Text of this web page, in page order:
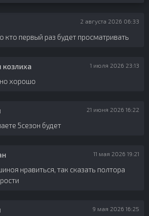
2 августа 2026 06:33
кто первый раз будет просматривать
1 июля 2026 23:13
хорошо
21 июня 2026 16:22
5сезон будет
11 мая 2026 19:21
нравиться, так сказать полтора
9 мая 2026 16:25